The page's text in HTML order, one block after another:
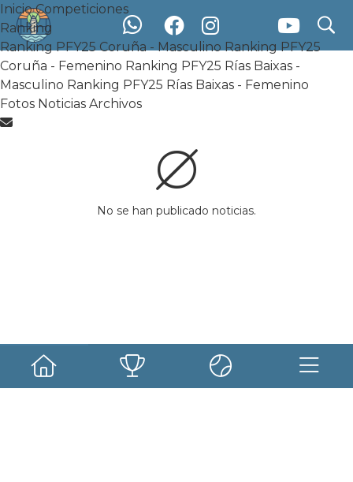
search
search
InicioCompeticiones Ranking
Ranking PFY25 Coruña - Masculino
Ranking PFY25
Coruña - Femenino
Ranking PFY25 Rías Baixas - Masculino
Ranking PFY25 Rías Baixas - Femenino
Fotos
InicioCompeticiones
Ranking
Ranking PFY25 Coruña - Masculino Ranking PFY25
Coruña - Femenino Ranking PFY25 Rías Baixas -
Masculino Ranking PFY25 Rías Baixas - Femenino
Fotos Noticias Archivos
Noticias
No se han publicado noticias.
Sin resultados.